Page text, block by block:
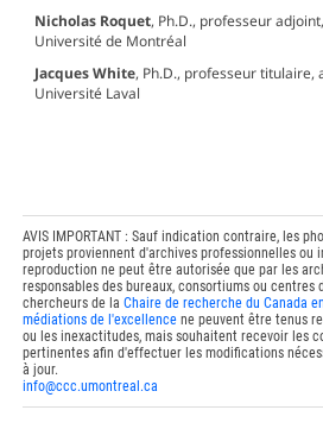
Nicholas Roquet, Ph.D., professeur
Université de Montréal
Jacques White, Ph.D., professeur titulaire,
Université Laval
AVIS IMPORTANT : Sauf indication contraire, les
projets proviennent d'archives professionnelles ou
reproduction ne peut être autorisée que par les
responsables des bureaux, consortiums ou centres
chercheurs de la Chaire de recherche du Canada
médiations de l'excellencene peuvent être tenus
ou les inexactitudes, mais souhaitent recevoir les
pertinentes afin d'effectuer les modifications
à jour.
info@ccc.umontreal.ca